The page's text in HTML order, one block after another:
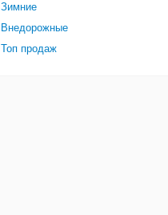
Зимние
Внедорожные
Топ продаж